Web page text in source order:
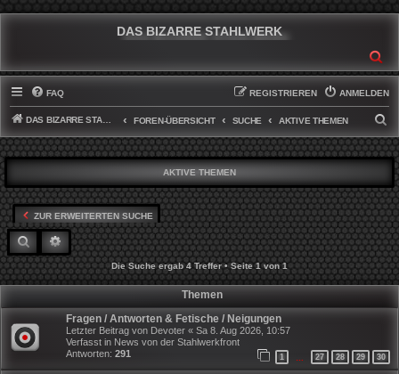
DAS BIZARRE STAHLWERK
FAQ ANMELDEN
REGISTRIEREN
DAS BIZARRE STAHLWERK FOREN-ÜBERSICHT SUCHE AKTIVE THEMEN
U
C
H
E
AKTIVE THEMEN
ZUR ERWEITERTEN SUCHE
SUCHE ERWEITERTE SUCHE
Die Suche ergab 4 Treffer • Seite1von1
Themen
Fragen / Antworten & Fetische / Neigungen
Letzter Beitrag von Devoter « Sa 8. Aug 2026, 10:57
Verfasst in News von der Stahlwerkfront
Antworten: 291 1 27 28 29 30